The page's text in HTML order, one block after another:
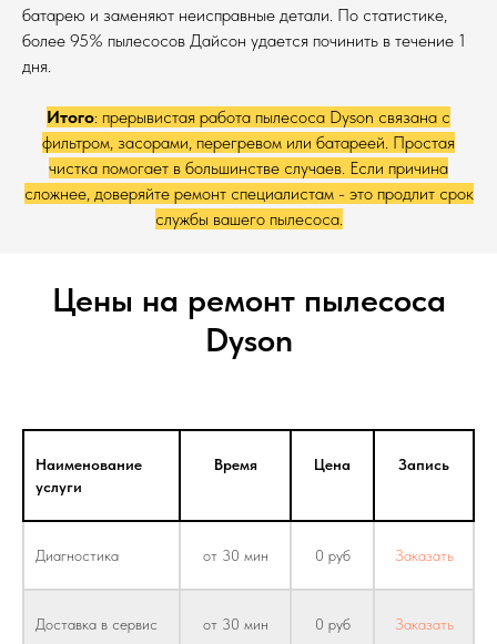
батарею и заменяют неисправные детали. По статистике,
более 95% пылесосов Дайсон удается починить в течение 1
дня.
Итого: прерывистая работа пылесоса Dyson связана с
фильтром, засорами, перегревом или батареей. Простая
чистка помогает в большинстве случаев. Если причина
сложнее, доверяйте ремонт специалистам - это продлит срок
службы вашего пылесоса.
Цены на ремонт пылесоса
Dyson
Наименование
услуги
Время Цена Запись
Диагностика от 30 мин 0 руб Заказать
Доставка в сервис от 30 мин 0 руб Заказать